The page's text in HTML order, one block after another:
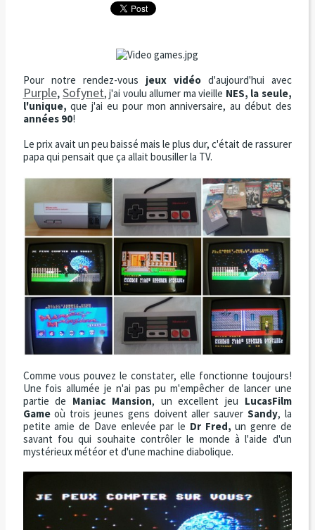
Pour notre rendez-vous jeux vidéod'aujourd'hui avec
Purple,Sofynet, j'ai voulu allumer ma vieille NES, la seule,
l'unique, que j'ai eu pour mon anniversaire, au début des
années 90!
Le prix avait un peu baissé mais le plus dur, c'était de rassurer
papa qui pensait que ça allait bousiller la TV.
Comme vous pouvez le constater, elle fonctionne toujours!
Une fois allumée je n'ai pas pu m'empêcher de lancer une
partie de Maniac Mansion, un excellent jeu LucasFilm
Gameoù trois jeunes gens doivent aller sauver Sandy, la
petite amie de Dave enlevée par le Dr Fred, un genre de
savant fou qui souhaite contrôler le monde à l'aide d'un
mystérieux météor et d'une machine diabolique.